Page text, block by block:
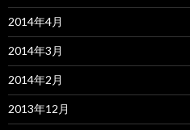
2014年4月
2014年3月
2014年2月
2013年12月